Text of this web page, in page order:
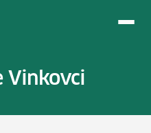
Vinkovci